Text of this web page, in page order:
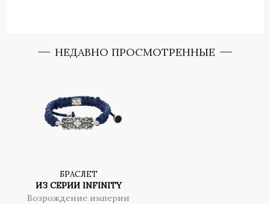
НЕДАВНО ПРОСМОТРЕННЫЕ
БРАСЛЕТ
ИЗ СЕРИИ INFINITY
Возрождение империи